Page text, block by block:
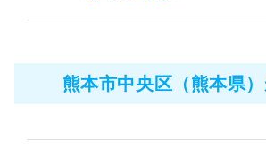
熊本市中央区（熊本県